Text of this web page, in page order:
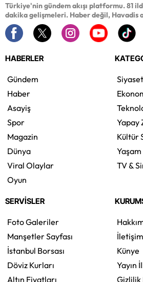
Türkiye'nin gündem akışı platformu. 81
dakika gelişmeleri. Haber değil, Havadis
HABERLER
Gündem
Haber
Asayiş
Spor
Magazin
Dünya
Viral Olaylar
Oyun
Siyaset
Yapay
Kültür
Yaşam
TV &
SERVİSLER
Foto Galeriler
Manşetler Sayfası
İstanbul Borsası
Döviz Kurları
Altın Fiyatları
İletişim
Künye
Yayın
Gizlilik